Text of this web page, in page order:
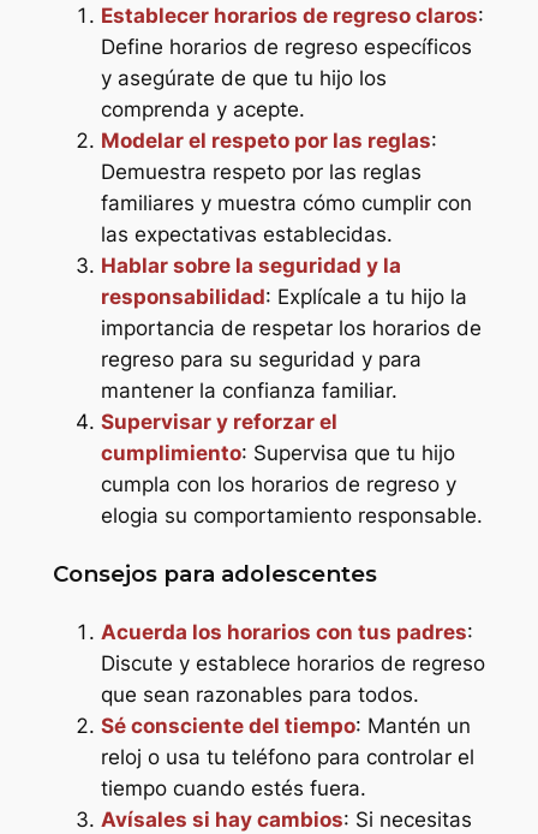
Establecer horarios de regreso claros:
Define horarios de regreso específicos
y asegúrate de que tu hijo los
comprenda y acepte.
Modelar el respeto por las reglas:
Demuestra respeto por las reglas
familiares y muestra cómo cumplir con
las expectativas establecidas.
Hablar sobre la seguridad y la
responsabilidad: Explícale a tu hijo la
importancia de respetar los horarios de
regreso para su seguridad y para
mantener la confianza familiar.
Supervisar y reforzar el
cumplimiento: Supervisa que tu hijo
cumpla con los horarios de regreso y
elogia su comportamiento responsable.
Consejos para adolescentes
Acuerda los horarios con tus padres:
Discute y establece horarios de regreso
que sean razonables para todos.
Sé consciente del tiempo: Mantén un
reloj o usa tu teléfono para controlar el
tiempo cuando estés fuera.
Avísales si hay cambios: Si necesitas